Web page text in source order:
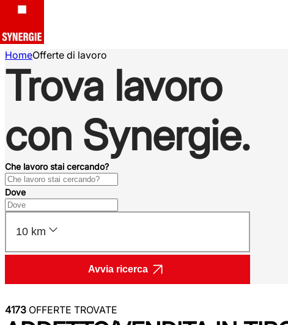
HomeOfferte di lavoro
Trova lavoro
con Synergie.
Che lavoro stai cercando?
Dove
10 km
Avvia ricerca
4173 OFFERTE TROVATE